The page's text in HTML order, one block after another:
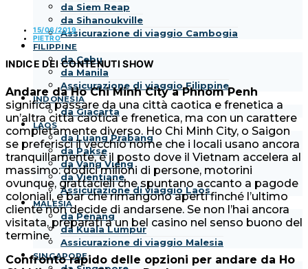
da Siem Reap
da Sihanoukville
Assicurazione di viaggio Cambogia
FILIPPINE
da Cebu
da Manila
Assicurazione di viaggio Filippine
INDONESIA
da Giacarta
LAOS
da Luang Prabang
da Pakse
da Vang Vieng
da Vientiane
Assicurazione di viaggio Laos
MALESIA
da Penang
da Kuala Lumpur
Assicurazione di viaggio Malesia
SINGAPORE
15/06/2019
PIETRO
INDICE DEI CONTENUTISHOW
Andare da Ho Chi Minh City a Phnom Penh
significa passare da una città caotica e frenetica a
un’altra città caotica e frenetica, ma con un carattere
completamente diverso. Ho Chi Minh City, o Saigon
se preferisci il vecchio nome che i locali usano ancora
tranquillamente, è il posto dove il Vietnam accelera al
massimo: dodici milioni di persone, motorini
ovunque, grattacieli che spuntano accanto a pagode
coloniali, e bar che rimangono aperti finché l’ultimo
cliente non decide di andarsene. Se non l’hai ancora
visitata, preparati a un bel casino nel senso buono del
termine.
Confronto rapido delle opzioni per andare da Ho